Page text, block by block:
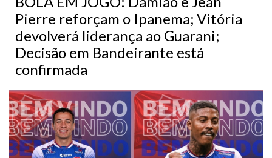
Pierre reforçam o Ipanema; Vitória
devolverá liderança ao Guarani;
Decisão em Bandeirante está
confirmada